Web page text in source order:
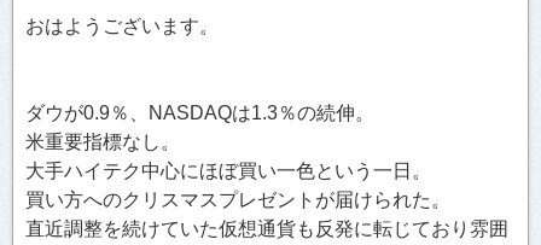
おはようございます。
ダウが0.9％、NASDAQは1.3％の続伸。
米重要指標なし。
大手ハイテク中心にほぼ買い一色という一日。
買い方へのクリスマスプレゼントが届けられた。
直近調整を続けていた仮想通貨も反発に転じており雰囲